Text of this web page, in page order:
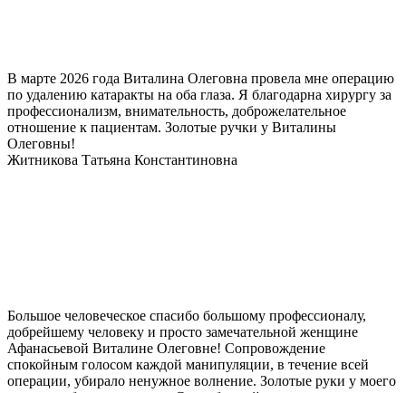
В марте 2026 года Виталина Олеговна провела мне операцию
по удалению катаракты на оба глаза. Я благодарна хирургу за
профессионализм, внимательность, доброжелательное
отношение к пациентам. Золотые ручки у Виталины
Олеговны!
Житникова Татьяна Константиновна
Большое человеческое спасибо большому профессионалу,
добрейшему человеку и просто замечательной женщине
Афанасьевой Виталине Олеговне! Сопровождение
спокойным голосом каждой манипуляции, в течение всей
операции, убирало ненужное волнение. Золотые руки у моего